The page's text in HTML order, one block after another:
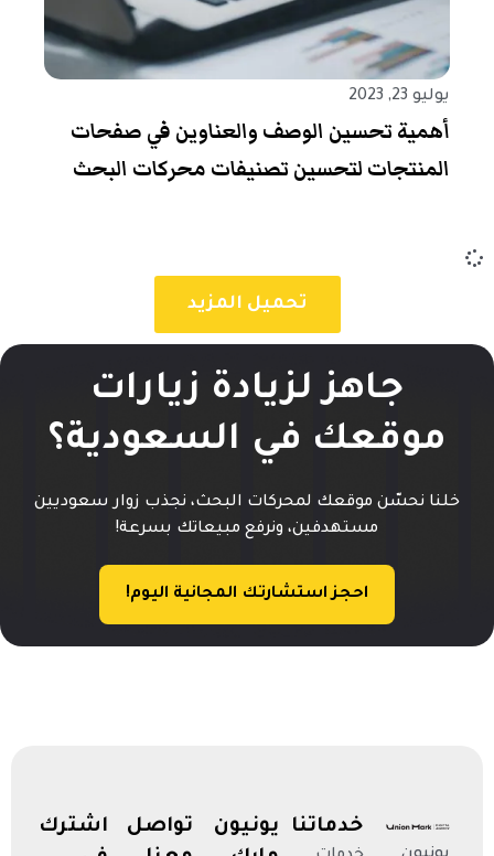
يوليو 23, 2023
أهمية تحسين الوصف والعناوين في صفحات
المنتجات لتحسين تصنيفات محركات البحث
تحميل المزيد
جاهز لزيادة زيارات
موقعك في السعودية؟
خلنا نحسّن موقعك لمحركات البحث، نجذب زوار سعوديين
مستهدفين، ونرفع مبيعاتك بسرعة!
احجز استشارتك المجانية اليوم!
خدماتنا
يونيون
تواصل
اشترك